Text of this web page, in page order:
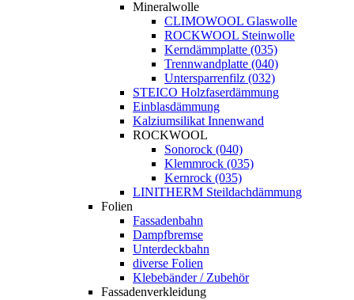
Mineralwolle
CLIMOWOOL Glaswolle
ROCKWOOL Steinwolle
Kerndämmplatte (035)
Trennwandplatte (040)
Untersparrenfilz (032)
STEICO Holzfaserdämmung
Einblasdämmung
Kalziumsilikat Innenwand
ROCKWOOL
Sonorock (040)
Klemmrock (035)
Kernrock (035)
LINITHERM Steildachdämmung
Folien
Fassadenbahn
Dampfbremse
Unterdeckbahn
diverse Folien
Klebebänder / Zubehör
Fassadenverkleidung